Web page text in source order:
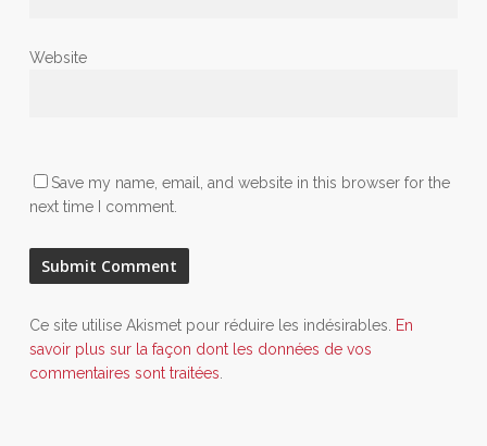
Website
Save my name, email, and website in this browser for the
next time I comment.
Ce site utilise Akismet pour réduire les indésirables.
En
savoir plus sur la façon dont les données de vos
commentaires sont traitées